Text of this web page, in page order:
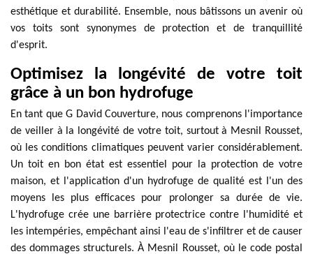
esthétique et durabilité. Ensemble, nous bâtissons un avenir où
vos toits sont synonymes de protection et de tranquillité
d'esprit.
Optimisez la longévité de votre toit
grâce à un bon hydrofuge
En tant que G David Couverture, nous comprenons l'importance
de veiller à la longévité de votre toit, surtout à Mesnil Rousset,
où les conditions climatiques peuvent varier considérablement.
Un toit en bon état est essentiel pour la protection de votre
maison, et l'application d'un hydrofuge de qualité est l'un des
moyens les plus efficaces pour prolonger sa durée de vie.
L'hydrofuge crée une barrière protectrice contre l'humidité et
les intempéries, empêchant ainsi l'eau de s'infiltrer et de causer
des dommages structurels. À Mesnil Rousset, où le code postal